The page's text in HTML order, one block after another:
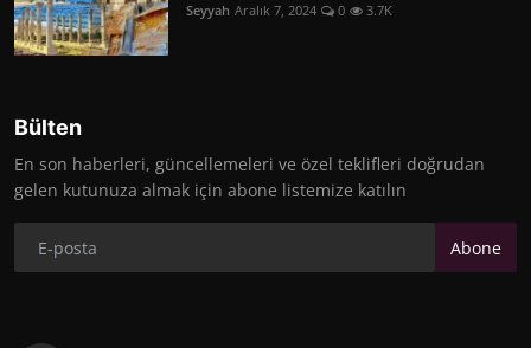
Seyyah Aralık 7, 2024 0 3.7K
Bülten
En son haberleri, güncellemeleri ve özel teklifleri doğrudan
gelen kutunuza almak için abone listemize katılın
Abone